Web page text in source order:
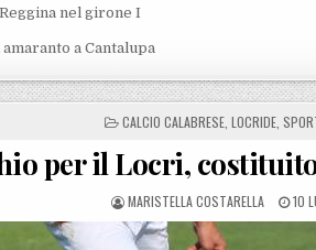
nel girone I
a Cantalupa
POSTED IN
CALCIO CALABRESE, LOCRIDE,
per il Locri,
POSTED BY
MARISTELLA COSTARELLA 10